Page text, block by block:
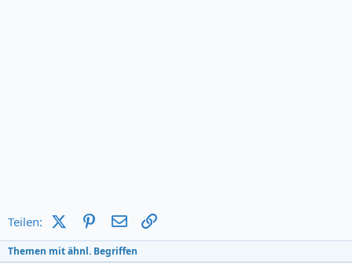
Teilen: X (Twitter)PinterestE-Mail
Themen mit ähnl. Begriffen